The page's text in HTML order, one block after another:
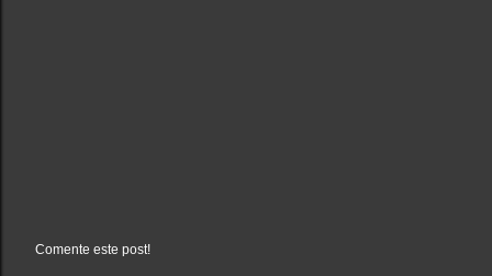
Comente este post!